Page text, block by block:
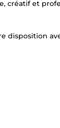
créatif et
disposition